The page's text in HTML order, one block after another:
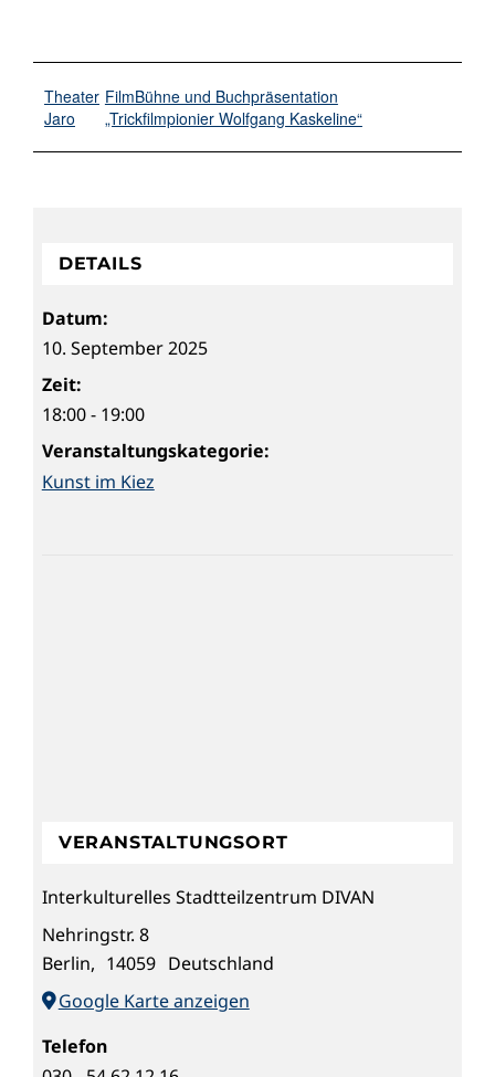
Theater
Jaro
FilmBühne und Buchpräsentation
„Trickfilmpionier Wolfgang Kaskeline“
DETAILS
Datum:
10. September 2025
Zeit:
18:00 - 19:00
Veranstaltungskategorie:
Kunst im Kiez
VERANSTALTUNGSORT
Interkulturelles Stadtteilzentrum DIVAN
Nehringstr. 8
Berlin, 14059 Deutschland
Google Karte anzeigen
Telefon